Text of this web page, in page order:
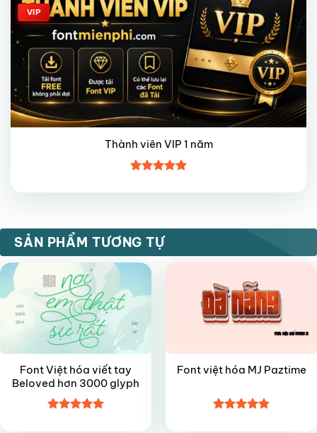
VIP
Thành viên VIP 1 năm
hạng55
SẢN PHẨM TƯƠNG TỰ
FREE
Font Việt hóa viết tay
Beloved hơn 3000 glyph
Font việt hóa MJ Paztime